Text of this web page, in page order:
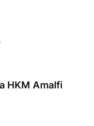
HKM Amalfi